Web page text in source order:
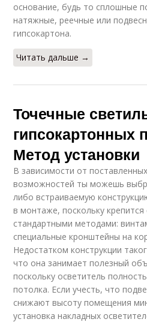
основание, будь то сплошные
натяжные, реечные или
гипсокартона.
Читать дальше →
Точечные
гипсокартонных
Метод установки
В зависимости от
возможностей ты можешь
либо встраиваемую
в монтаже, поскольку
стандартными методами:
специальные кронштейны на
Недостатком конструкции
что она занимает полезный
поскольку осветитель
потолка. Если учесть, что
снижают высоту помещения
установка накладных